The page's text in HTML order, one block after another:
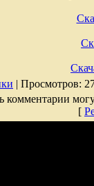
| Просмотров:
комментарии
[